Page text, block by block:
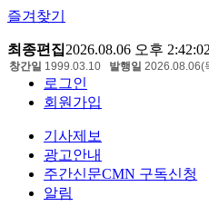
즐겨찾기
최종편집2026.08.06 오후
로그인
회원가입
기사제보
광고안내
주간신문CMN 구독신청
알림
창간일 1999.03.10 발행일 2026.08.06(